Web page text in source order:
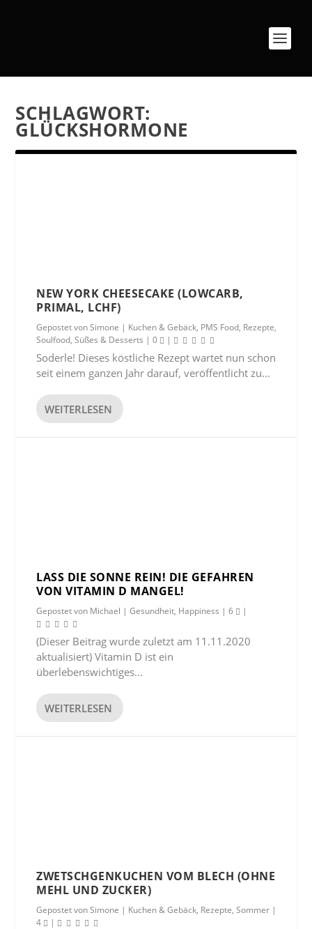
SCHLAGWORT:
GLÜCKSHORMONE
NEW YORK CHEESECAKE (LOWCARB,
PRIMAL, LCHF)
Gepostet vonSimone | Kuchen & Gebäck, PMS Food, Rezepte,
Soulfood,Süßes & Desserts |0 |
Soderle! Dieses köstliche Rezept wartet nun schon
seit einem ganzen Jahr darauf, veröffentlicht zu...
WEITERLESEN
LASS DIE SONNE REIN! DIE GEFAHREN
VON VITAMIN D MANGEL!
Gepostet von Michael |Gesundheit, Happiness |6 |
(Dieser Beitrag wurde zuletzt am 11.11.2020
aktualisiert) Vitamin D ist ein
überlebenswichtiges...
WEITERLESEN
ZWETSCHGENKUCHEN VOM BLECH (OHNE
MEHL UND ZUCKER)
Gepostet vonSimone | Kuchen & Gebäck, Rezepte,Sommer |
4
|